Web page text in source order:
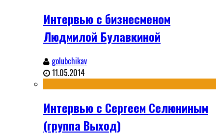
Интервью с бизнесменом
Людмилой Булавкиной
golubchikav
11.05.2014
Интервью с Сергеем Селюниным
(группа Выход)